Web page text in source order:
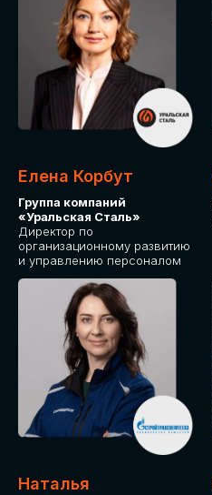
Елена Корбут
Группа компаний
«Уральская Сталь»
Директор по
организационному развитию
и управлению персоналом
Наталья
Приглашаем стать спикером
TECH FORUM и поделиться
опытом и экспертизой. Будем
сотрудничеству!
СТАТЬ
СПИКЕРОМ
IT Solutions for Business